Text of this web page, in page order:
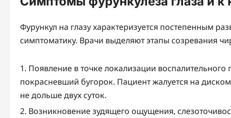
Фурункул на глазу характеризуется постепенным
симптоматику. Врачи выделяют этапы созревания
Появление в точке локализации
покрасневший бугорок. Пациент жалуется на
не дольше двух суток.
Возникновение зудящего ощущения,